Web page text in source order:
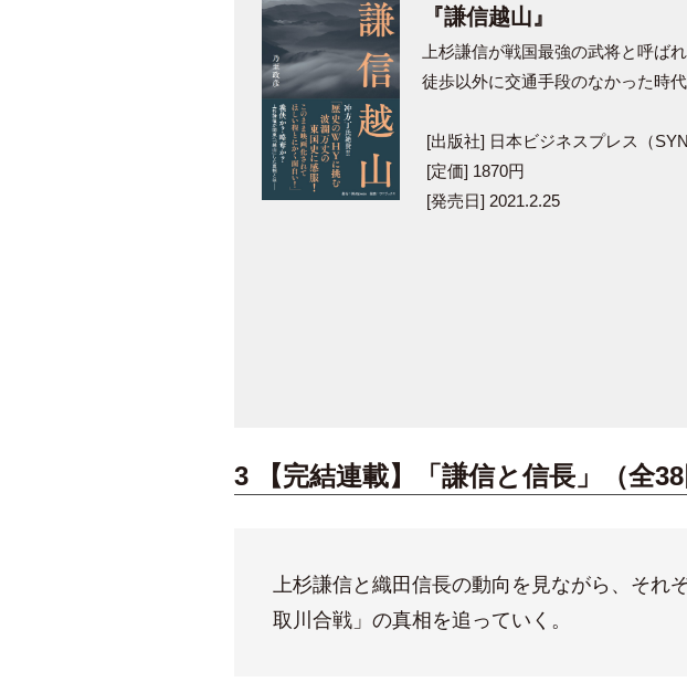
『謙信越山』
上杉謙信が戦国最強の武将と呼ば
徒歩以外に交通手段のなかった時
[出版社] 日本ビジネスプレス（
[定価] 1870円
[発売日] 2021.2.25
3 【完結連載】「謙信と信長」（全38
上杉謙信と織田信長の動向を見ながら、そ
取川合戦」の真相を追っていく。